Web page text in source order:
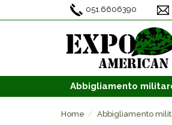
051.6606390
Abbigliamento
Home Abbigliamento